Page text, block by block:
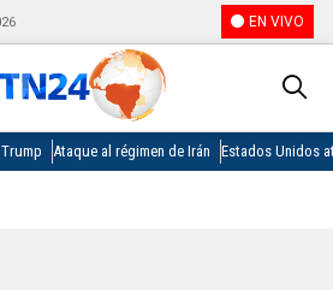
EN VIVO
Ataque al régimen de Irán Estados Unidos